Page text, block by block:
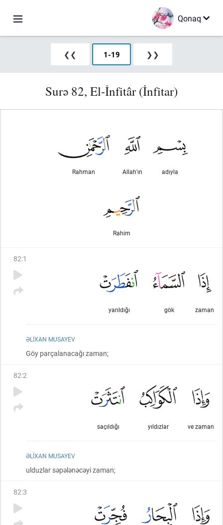
Qonaq
❮❮ 1-19 ❯❯
Surə 82, El-İnfitâr (İnfitar)
adıyla
Allah'ın
Rahman
Rahim
82:1
zaman
gök
yarıldığı
ƏLIXAN MUSAYEV
Göy parçalanacağı zaman;
82:2
ve zaman
yıldızlar
saçıldığı
ƏLIXAN MUSAYEV
ulduzlar səpələnəcəyi zaman;
82:3